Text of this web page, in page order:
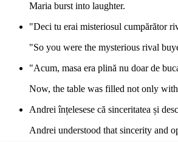
Maria burst into laughter.
"Deci tu erai misteriosul cumpărător
"So you were the mysterious rival
"Acum, masa era plină nu doar de
Now, the table was filled not only
Andrei înțelesese că sinceritatea și
Andrei understood that sincerity and